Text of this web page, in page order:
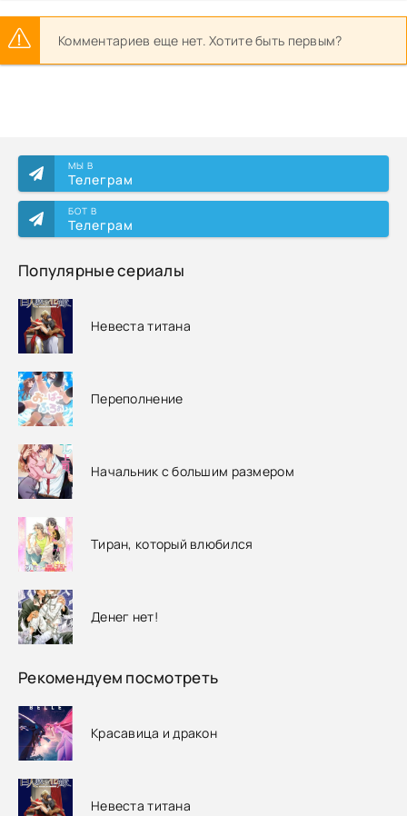
МЫ В
Телеграм
БОТ В
Телеграм
Популярные сериалы
Невеста титана
Переполнение
Начальник с большим размером
Тиран, который влюбился
Денег нет!
Рекомендуем посмотреть
Красавица и дракон
Невеста титана
Комментариев еще нет. Хотите быть первым?